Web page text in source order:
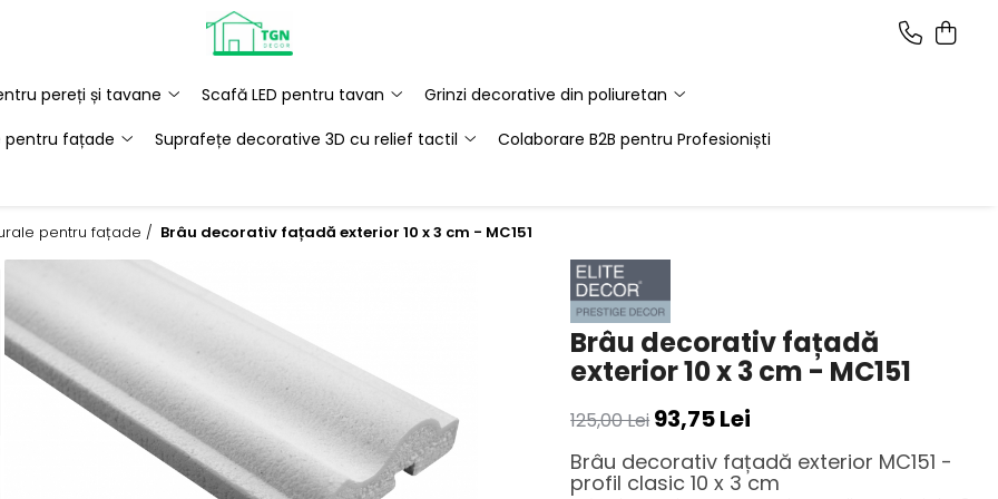
pereți și tavane Scafă LED pentru tavan
Grinzi decorative din poliuretan
pentru fațade
Suprafețe decorative 3D cu relief tactil
Colaborare B2B pentru Profesioniști
pentru fațade / Brâu decorativ fațadă exterior 10 x 3 cm - MC151
Brâu decorativ fațadă
exterior 10 x 3 cm - MC151
125,00 Lei 93,75 Lei
Brâu decorativ fațadă exterior MC151 -
profil clasic 10 x 3 cm